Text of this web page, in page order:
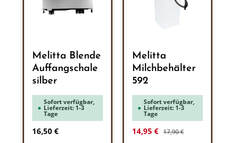
Melitta Blende
Auffangschale
silber
Sofort verfügbar,
Lieferzeit: 1-3
Tage
Regulärer Preis:
16,50 €
Melitta
Milchbehälter
592
Sofort verfügbar,
Lieferzeit: 1-3
Tage
Verkaufspreis:
14,95 € Regulärer Preis:
17,90 €